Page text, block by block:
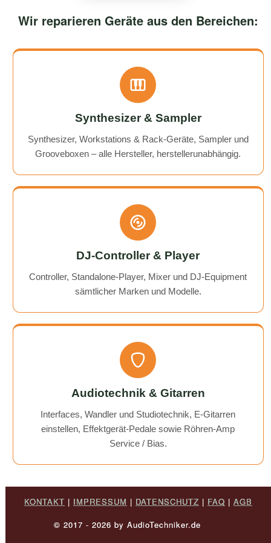
Wir reparieren Geräte aus den Bereichen:
Synthesizer & Sampler
Synthesizer, Workstations & Rack-Geräte, Sampler und
Grooveboxen – alle Hersteller, herstellerunabhängig.
DJ-Controller & Player
Controller, Standalone-Player, Mixer und DJ-Equipment
sämtlicher Marken und Modelle.
Audiotechnik & Gitarren
Interfaces, Wandler und Studiotechnik, E-Gitarren
einstellen, Effektgerät-Pedale sowie Röhren-Amp
Service / Bias.
KONTAKT | IMPRESSUM | DATENSCHUTZ | FAQ | AGB
© 2017 - 2026 by AudioTechniker.de